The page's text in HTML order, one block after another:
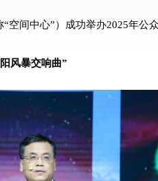
“空间中心”） 成功举办2025年公
风暴交响曲”